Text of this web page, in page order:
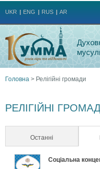
UKR ENG RUS AR
Головна > Релігійні громади
РЕЛІГІЙНІ
Останні
Соціальна